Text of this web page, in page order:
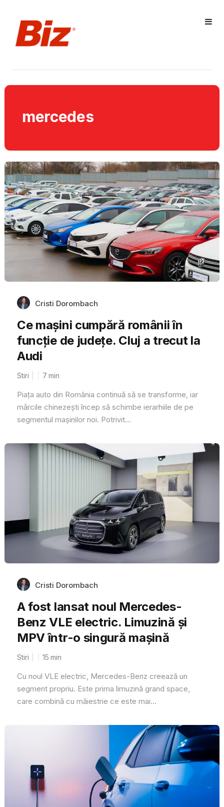
mercedes
Cristi Dorombach
Ce mașini cumpără românii în
funcție de județe. Cluj a trecut la
Audi
Stiri 7 min
Piața auto din România continuă să se transforme, iar
mărcile chinezești încep să schimbe ierarhiile de pe
segmentul mașinilor noi. Potrivit...
Cristi Dorombach
A fost lansat noul Mercedes-
Benz VLE electric. Limuzină și
MPV într-o singură mașină
Stiri 15 min
Cu noul VLE electric, Mercedes-Benz creează un
segment propriu. Este prima limuzină grand space,
care combină cu măiestrie ce este mai...